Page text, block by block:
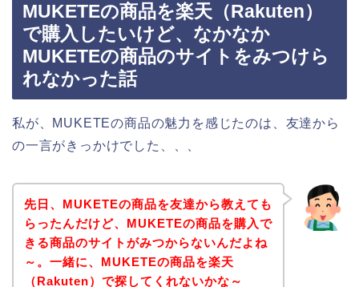
MUKETEの商品を楽天（Rakuten）
で購入したいけど、なかなか
MUKETEの商品のサイトをみつけら
れなかった話
私が、MUKETEの商品の魅力を感じたのは、友達から
の一言がきっかけでした、、、
先日、MUKETEの商品を友達から教えても
らったんだけど、MUKETEの商品を購入で
きる商品のサイトがみつからないんだよね
～。一緒に、MUKETEの商品を楽天
（Rakuten）で探してくれないかな～